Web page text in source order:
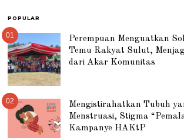
POPULAR
01
Perempuan Menguatkan
Temu Rakyat Sulut,
dari Akar Komunitas
02
Mengistirahatkan Tubuh
Menstruasi, Stigma
Kampanye HAKtP